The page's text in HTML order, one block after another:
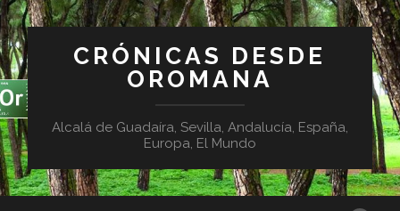
CRÓNICAS DESDE
OROMANA
Alcalá de Guadaíra, Sevilla, Andalucía, España,
Europa, El Mundo